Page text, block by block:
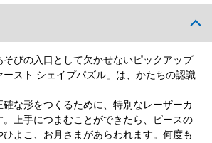
びの入口として欠かせないピックアップ
スト シェイプパズル」は、かたちの認識
な形をつくるために、特別なレーザーカ
。上手につまむことができたら、ピースの
よこ、お月さまがあらわれます。何度も